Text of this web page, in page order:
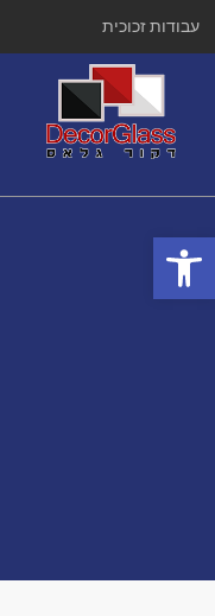
פתח סרגל נגישות
עבודות זכוכית